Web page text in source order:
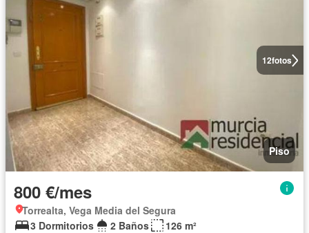
12fotos
Piso
800 €/mes
Torrealta, Vega Media del Segura
3 Dormitorios
2 Baños
126 m²